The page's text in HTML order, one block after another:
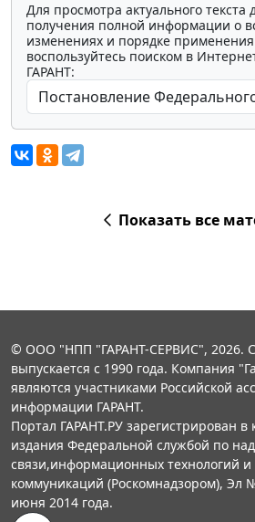
Для просмотра актуального текста
получения полной информации о
изменениях и порядке применения
воспользуйтесь поиском в
ГАРАНТ:
Показать все
© ООО "НПП "ГАРАНТ-СЕРВИС", 2026.
выпускается с 1990 года. Компания
являются участниками Российской
информации ГАРАНТ.
Портал ГАРАНТ.РУ зарегистрирован в
издания Федеральной службой по
связи,информационных технологий и
коммуникаций (Роскомнадзором), Эл
июня 2014 года.